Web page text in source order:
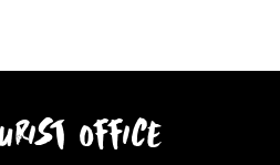
office